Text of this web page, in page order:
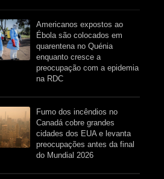
Americanos expostos ao
Ébola são colocados em
quarentena no Quénia
enquanto cresce a
preocupação com a epidemia
na RDC
Fumo dos incêndios no
Canadá cobre grandes
cidades dos EUA e levanta
preocupações antes da final
do Mundial 2026